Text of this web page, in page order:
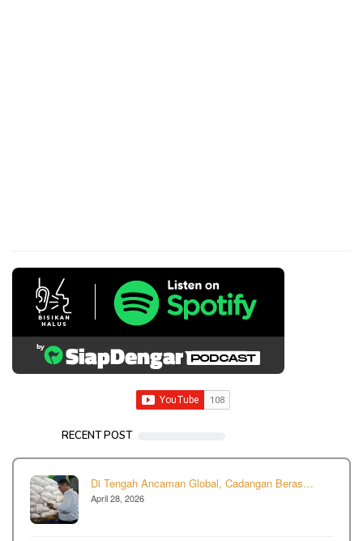
RECENT POST
Di Tengah Ancaman Global, Cadangan Beras…
April 28, 2026